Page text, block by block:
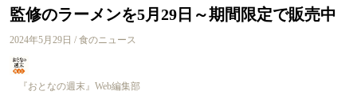
監修のラーメンを5月29日～期間限定で販売中
2024年5月29日 / 食のニュース
『おとなの週末』Web編集部